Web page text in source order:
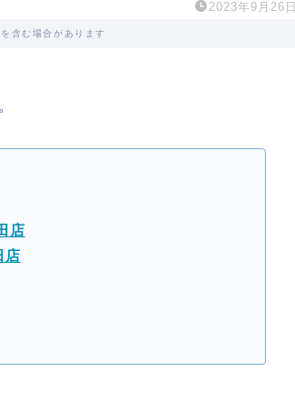
2023年9月26日
含む場合があります
店
店